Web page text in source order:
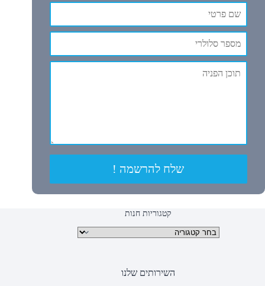
שלח להרשמה !
קטגוריות חנות
קטגוריות מוצרים
השירותים שלנו